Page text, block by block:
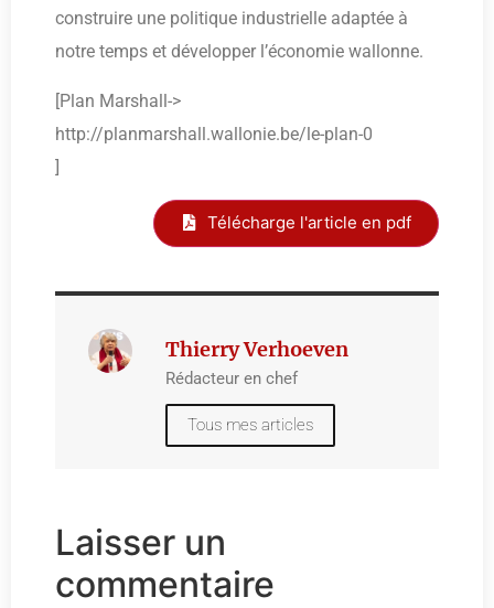
construire une politique industrielle adaptée à
notre temps et développer l’économie wallonne.
[Plan Marshall->
http://planmarshall.wallonie.be/le-plan-0
]
Télécharge l'article en pdf
Thierry Verhoeven
Rédacteur en chef
Tous mes articles
Laisser un
commentaire